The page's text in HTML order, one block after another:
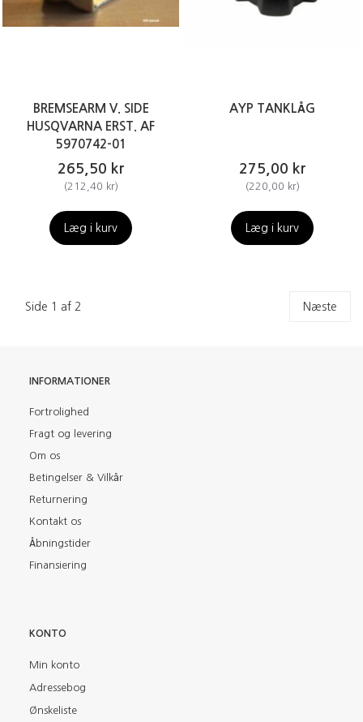
BREMSEARM V. SIDE
HUSQVARNA ERST. AF
5970742-01
265,50 kr
(212,40 kr)
Læg i kurv
AYP TANKLÅG
275,00 kr
(220,00 kr)
Læg i kurv
Side 1 af 2 Næste
INFORMATIONER
Fortrolighed
Fragt og levering
Om os
Betingelser & Vilkår
Returnering
Kontakt os
Åbningstider
Finansiering
KONTO
Min konto
Adressebog
Ønskeliste